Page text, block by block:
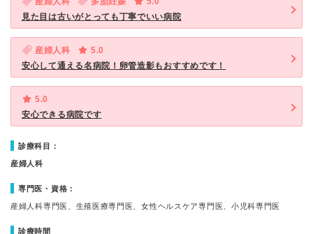
見た目は古いがとっても丁寧でいい病院
産婦人科
5.0
安心して通える名病院！卵管造影もおすすめです！
5.0
安心できる病院です
診療科目：
産婦人科
専門医・資格：
産婦人科専門医、生殖医療専門医、女性ヘルスケア専門医、小児科専門医
診療時間